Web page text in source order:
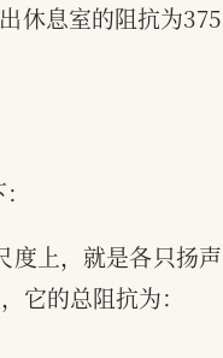
休息室的阻抗为375
度上，就是各只扬声
它的总阻抗为：